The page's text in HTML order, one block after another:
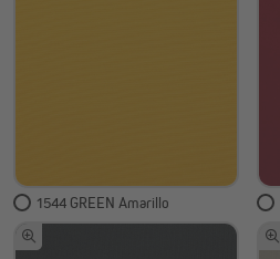
1544 GREEN Amarillo